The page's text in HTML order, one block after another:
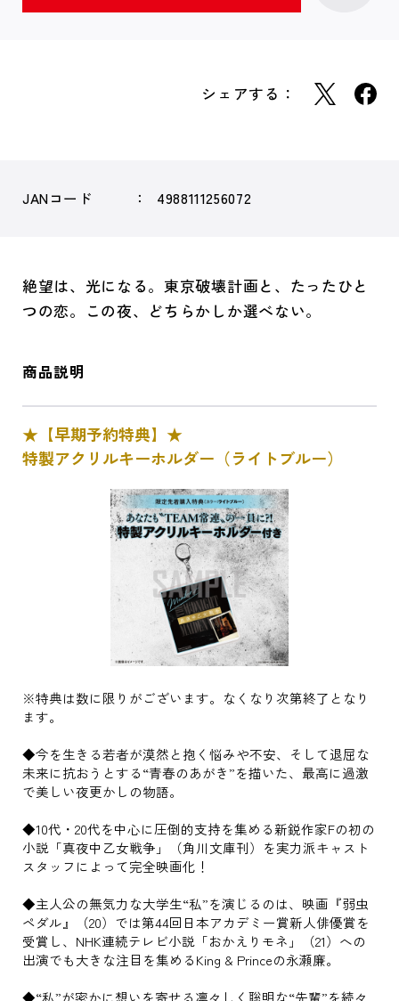
シェアする：
JANコード 4988111256072
絶望は、光になる。東京破壊計画と、たったひと
つの恋。この夜、どちらかしか選べない。
商品説明
★【早期予約特典】★
特製アクリルキーホルダー（ライトブルー）
※特典は数に限りがございます。なくなり次第終了となり
ます。
◆今を生きる若者が漠然と抱く悩みや不安、そして退屈な
未来に抗おうとする“青春のあがき”を描いた、最高に過激
で美しい夜更かしの物語。
◆10代・20代を中心に圧倒的支持を集める新鋭作家Fの初の
小説「真夜中乙女戦争」（角川文庫刊）を実力派キャスト
スタッフによって完全映画化！
◆主人公の無気力な大学生“私”を演じるのは、映画『弱虫
ペダル』（20）では第44回日本アカデミー賞新人俳優賞を
受賞し、NHK連続テレビ小説「おかえりモネ」（21）への
出演でも大きな注目を集めるKing & Princeの永瀬廉。
◆“私”が密かに想いを寄せる凛々しく聡明な“先輩”を続々